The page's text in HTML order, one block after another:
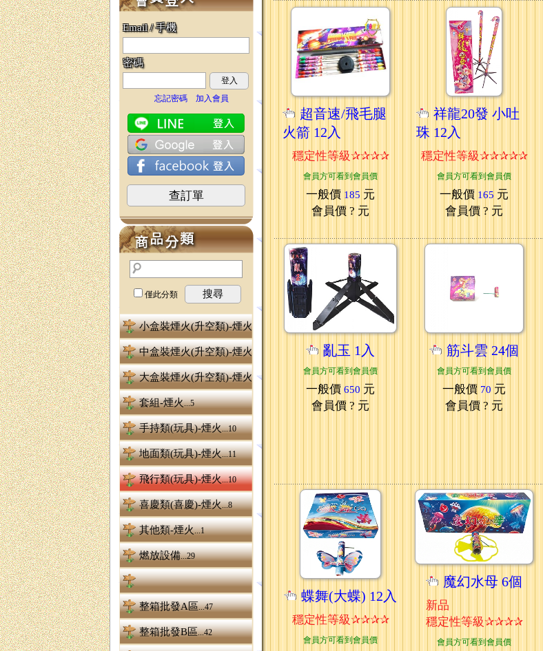
Email / 手機
密碼
登入
忘記密碼
加入會員
查訂單
僅此分類 搜尋
小盒裝煙火(升空類)-煙火
中盒裝煙火(升空類)-煙火
大盒裝煙火(升空類)-煙火 ...8
套組-煙火...5
手持類(玩具)-煙火...10
地面類(玩具)-煙火...11
飛行類(玩具)-煙火...10
喜慶類(喜慶)-煙火...8
其他類-煙火...1
燃放設備...29
整箱批發A區...47
整箱批發B區...42
超音速/飛毛腿
火箭 12入
穩定性等級✰✰✰✰
會員方可看到會員價
一般價 185 元
會員價 ? 元
祥龍20發 小吐
珠 12入
穩定性等級✰✰✰✰✰
會員方可看到會員價
一般價 165 元
會員價 ? 元
亂玉 1入
會員方可看到會員價
一般價 650 元
會員價 ? 元
筋斗雲 24個
會員方可看到會員價
一般價 70 元
會員價 ? 元
蝶舞(大蝶) 12入
穩定性等級✰✰✰✰
會員方可看到會員價
魔幻水母 6個
新品
穩定性等級✰✰✰✰
會員方可看到會員價